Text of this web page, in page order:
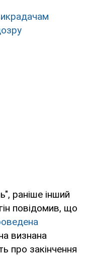
раніше інший
повідомив, що
визнана
про закінчення